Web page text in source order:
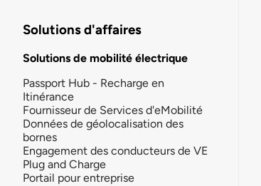
Solutions d'affaires
Solutions de mobilité électrique
Passport Hub - Recharge en
Itinérance
Fournisseur de Services d'eMobilité
Données de géolocalisation des
bornes
Engagement des conducteurs de VE
Plug and Charge
Portail pour entreprise